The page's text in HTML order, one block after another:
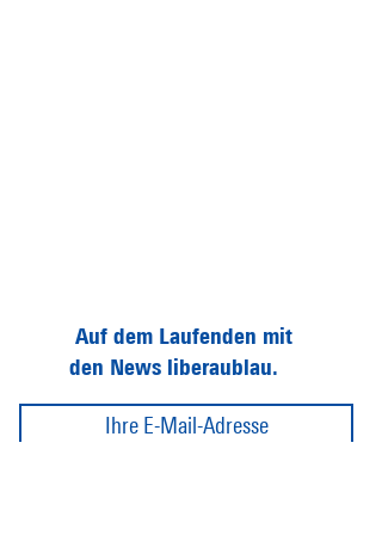
Auf dem Laufenden mit
den News liberaublau.